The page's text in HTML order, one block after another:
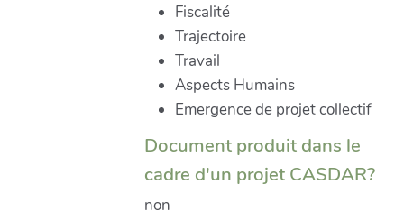
Fiscalité
Trajectoire
Travail
Aspects Humains
Emergence de projet collectif
Document produit dans le
cadre d'un projet CASDAR?
non